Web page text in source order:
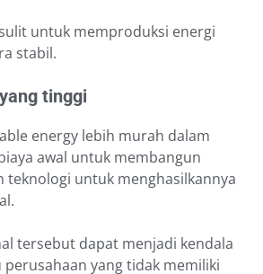
untuk memproduksi energi
stabil.
tinggi
energy lebih murah dalam
awal untuk membangun
untuk menghasilkannya
tersebut dapat menjadi kendala
perusahaan yang tidak memiliki